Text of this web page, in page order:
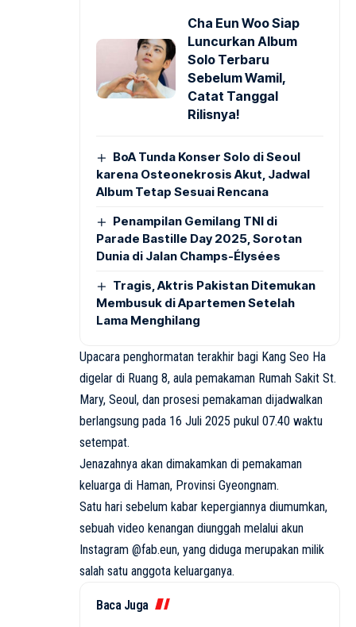
Cha Eun Woo Siap
Luncurkan Album
Solo Terbaru
Sebelum Wamil,
Catat Tanggal
Rilisnya!
BoA Tunda Konser Solo di Seoul
karena Osteonekrosis Akut, Jadwal
Album Tetap Sesuai Rencana
Penampilan Gemilang TNI di
Parade Bastille Day 2025, Sorotan
Dunia di Jalan Champs-Élysées
Tragis, Aktris Pakistan Ditemukan
Membusuk di Apartemen Setelah
Lama Menghilang
Upacara penghormatan terakhir bagi Kang Seo Ha
digelar di Ruang 8, aula pemakaman Rumah Sakit St.
Mary, Seoul, dan prosesi pemakaman dijadwalkan
berlangsung pada 16 Juli 2025 pukul 07.40 waktu
setempat.
Jenazahnya akan dimakamkan di pemakaman
keluarga di Haman, Provinsi Gyeongnam.
Satu hari sebelum kabar kepergiannya diumumkan,
sebuah video kenangan diunggah melalui akun
Instagram @fab.eun, yang diduga merupakan milik
salah satu anggota keluarganya.
Baca Juga